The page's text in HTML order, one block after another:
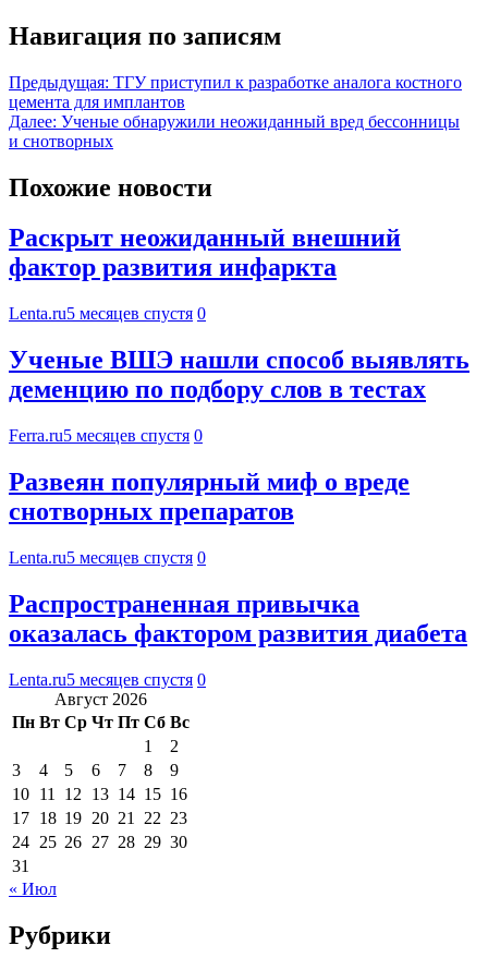
Навигация по записям
Предыдущая: ТГУ приступил к разработке аналога костного
цемента для имплантов
Далее: Ученые обнаружили неожиданный вред бессонницы
и снотворных
Похожие новости
Раскрыт неожиданный внешний
фактор развития инфаркта
Lenta.ru5 месяцев спустя 0
Ученые ВШЭ нашли способ выявлять
деменцию по подбору слов в тестах
Ferra.ru5 месяцев спустя 0
Развеян популярный миф о вреде
снотворных препаратов
Lenta.ru5 месяцев спустя 0
Распространенная привычка
оказалась фактором развития диабета
Lenta.ru5 месяцев спустя 0
Август 2026
Пн Вт Ср Чт Пт Сб Вс
1
2
3
4 5 6 7 8
9
10 11 12 13 14 15 16
17 18 19 20 21 22 23
24 25 26 27 28 29 30
31
« Июл
Рубрики